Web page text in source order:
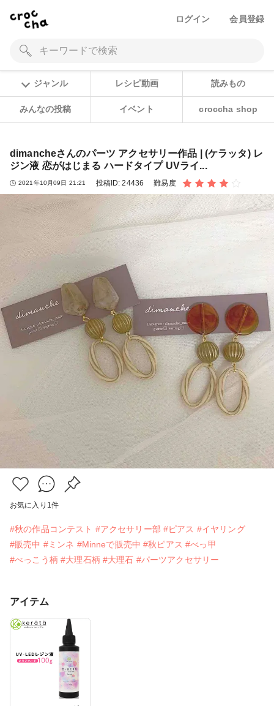
ログイン 会員登録
ジャンル レシピ動画 読みもの
みんなの投稿 イベント croccha shop
dimancheさんのパーツ アクセサリー作品 | (ケラッタ) レ
ジン液 恋がはじまる ハードタイプ UVライ...
2021年10月09日 21:21 投稿ID:24436 難易度
お気に入り 1 件
#秋の作品コンテスト #アクセサリー部 #ピアス #イヤリング
#販売中 #ミンネ #Minneで販売中 #秋ピアス #べっ甲
#べっこう柄 #大理石柄 #大理石 #パーツアクセサリー
アイテム